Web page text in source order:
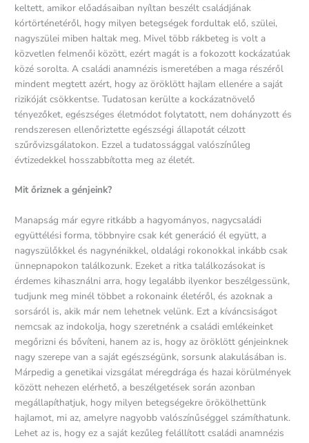
keltett, amikor előadásaiban nyíltan beszélt családjának
kórtörténetéről, hogy milyen betegségek fordultak elő, szülei,
nagyszülei miben haltak meg. Mivel több rákbeteg is volt a
közvetlen felmenői között, ezért magát is a fokozott kockázatúak
közé sorolta. A családi anamnézis ismeretében a maga részéről
mindent megtett azért, hogy az öröklött hajlam ellenére a saját
rizikóját csökkentse. Tudatosan kerülte a kockázatnövelő
tényezőket, egészséges életmódot folytatott, nem dohányzott és
rendszeresen ellenőriztette egészségi állapotát célzott
szűrővizsgálatokon. Ezzel a tudatossággal valószínűleg
évtizedekkel hosszabbította meg az életét.
Mit őriznek a génjeink?
Manapság már egyre ritkább a hagyományos, nagycsaládi
együttélési forma, többnyire csak két generáció él együtt, a
nagyszülőkkel és nagynénikkel, oldalági rokonokkal inkább csak
ünnepnapokon találkozunk. Ezeket a ritka találkozásokat is
érdemes kihasználni arra, hogy legalább ilyenkor beszélgessünk,
tudjunk meg minél többet a rokonaink életéről, és azoknak a
sorsáról is, akik már nem lehetnek velünk. Ezt a kíváncsiságot
nemcsak az indokolja, hogy szeretnénk a családi emlékeinket
megőrizni és bővíteni, hanem az is, hogy az öröklött génjeinknek
nagy szerepe van a saját egészségünk, sorsunk alakulásában is.
Márpedig a genetikai vizsgálat méregdrága és hazai körülmények
között nehezen elérhető, a beszélgetések során azonban
megállapíthatjuk, hogy milyen betegségekre örökölhettünk
hajlamot, mi az, amelyre nagyobb valószínűséggel számíthatunk.
Lehet az is, hogy ez a saját kezűleg felállított családi anamnézis